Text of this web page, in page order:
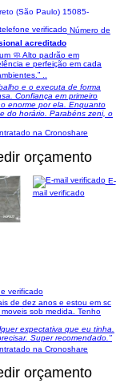
(São Paulo) 15085-
Número de
acreditado
🧼 Alto padrão em
e perfeição em cada
..
e o executa de forma
Confiança em primeiro
enorme por ela. Enquanto
do horário. Parabéns zeni, o
na Cronoshare
orçamento
E-
mail verificado
verificado
de dez anos e estou em sc
sob medida. Tenho
expectativa que eu tinha.
Super recomendado."
na Cronoshare
orçamento